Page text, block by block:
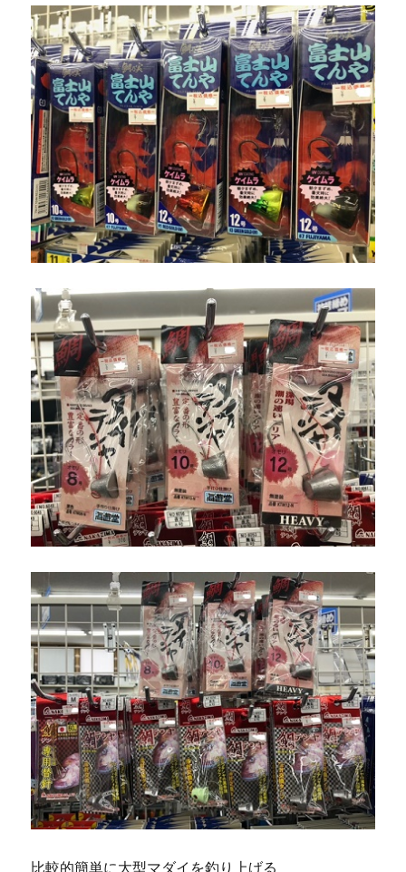
比較的簡単に大型マダイを釣り上げる